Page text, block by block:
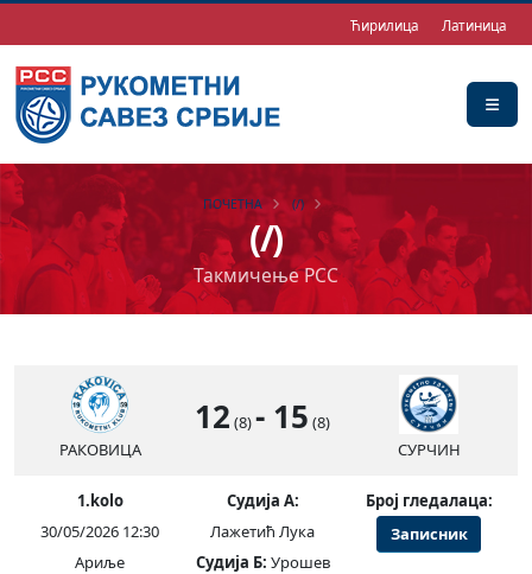
Ћирилица Латиница
(/)
Такмичење РСС
ПОЧЕТНА (/)
РАКОВИЦА
12 (8)- 15 (8)
СУРЧИН
1.kolo
30/05/2026 12:30
Ариље
Судија А:
Лажетић Лука
Судија Б: Урошев
Број гледалаца:
Записник